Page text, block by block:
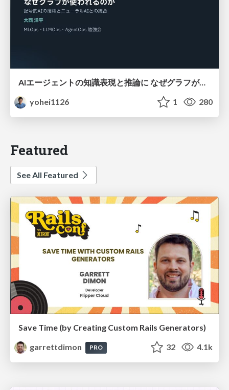
AIエージェントの知識表現と推論に なぜグラフが使われるのか - 記号的AIの復権とニューラルAIとの統合
yohei1126
1 280
Featured
See All Featured
Save Time (by Creating Custom Rails Generators)
garrettdimon
PRO 32 4.1k